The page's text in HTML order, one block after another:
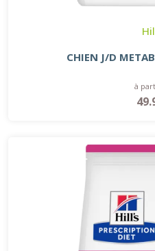
CHIEN J/D
à